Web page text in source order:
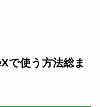
で使う方法総ま